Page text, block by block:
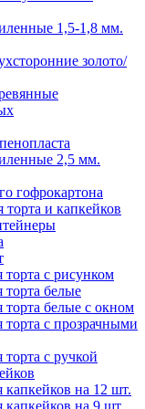
1,5-1,8 мм.
золото/
2,5 мм.
гофрокартона
и капкейков
с рисунком
белые
белые с окном
с прозрачными
с ручкой
на 12 шт.
на 9 шт.